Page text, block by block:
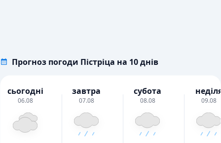
Прогноз погоди Пістріца на 10 днів
сьогодні
06.08
завтра
07.08
субота
08.08 09.08